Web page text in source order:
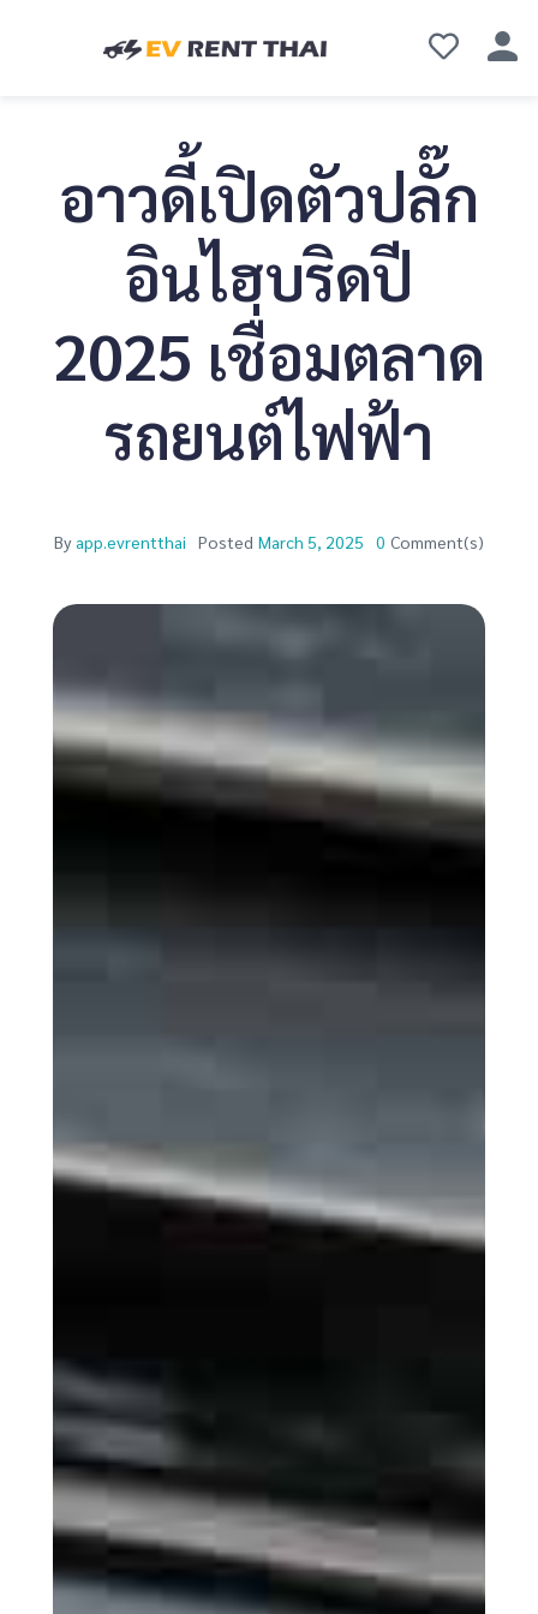
อาวดี้เปิดตัวปลั๊ก
อินไฮบริดปี
2025 เชื่อมตลาด
รถยนต์ไฟฟ้า
By app.evrentthai Posted March 5, 2025 0 Comment(s)